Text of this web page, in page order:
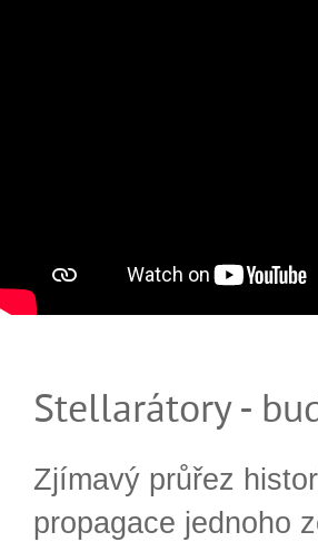
Stellarátory -
Zjímavý průřez
propagace jednoho